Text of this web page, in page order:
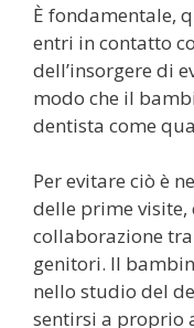
È fondamentale,
entri in contatto
dell’insorgere di
modo che il
dentista come
Per evitare ciò è
delle prime visite,
collaborazione
genitori. Il
nello studio del
sentirsi a proprio